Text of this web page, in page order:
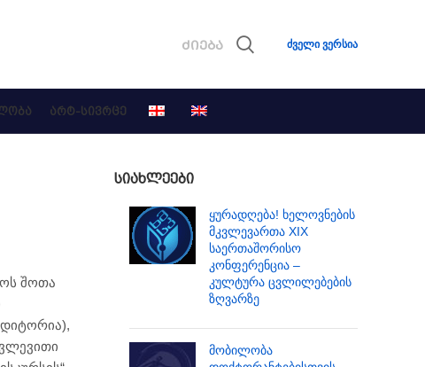
ძველი ვერსია
ᲐᲠᲢ-ᲡᲘᲕᲠᲪᲔ
შოთა
ᲡᲘᲐᲮᲚᲔᲔᲑᲘ
ყურადღება! ხელოვნების
მკვლევართა XIX
საერთაშორისო
კონფერენცია –
კულტურა ცვლილებების
ზღვარზე
მობილობა